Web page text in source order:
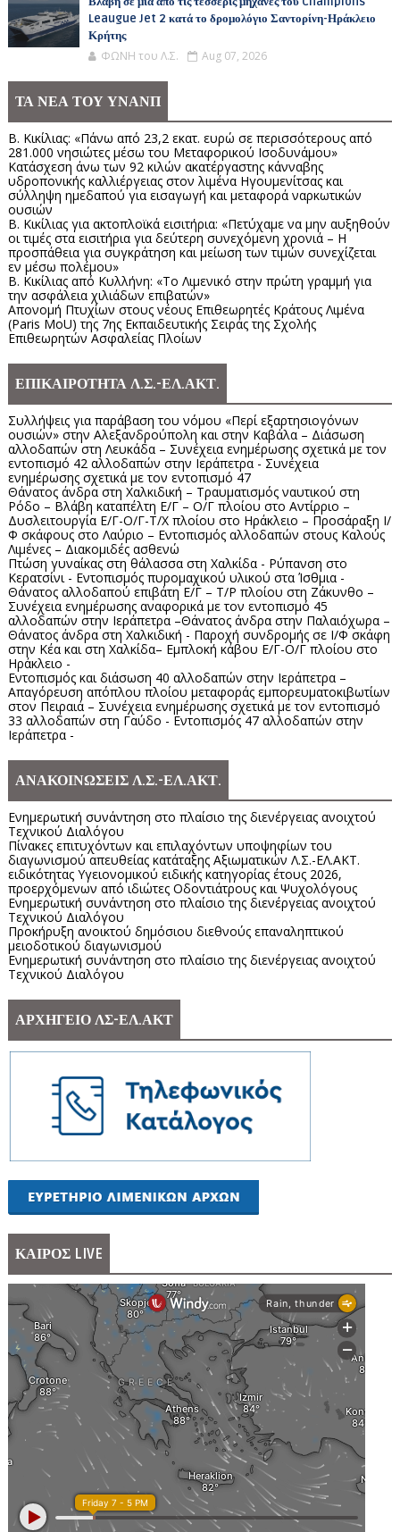
Leaugue Jet 2 κατά το δρομολόγιο Σαντορίνη-Ηράκλειο
Κρήτης
ΦΩΝΗ του Λ.Σ. Aug 07, 2026
ΤΑ ΝΕΑ ΤΟΥ ΥΝΑΝΠ
Β. Κικίλιας: «Πάνω από 23,2 εκατ. ευρώ σε περισσότερους από
281.000 νησιώτες μέσω του Μεταφορικού Ισοδυνάμου»
Κατάσχεση άνω των 92 κιλών ακατέργαστης κάνναβης
υδροπονικής καλλιέργειας στον λιμένα Ηγουμενίτσας και
σύλληψη ημεδαπού για εισαγωγή και μεταφορά ναρκωτικών
ουσιών
Β. Κικίλιας για ακτοπλοϊκά εισιτήρια: «Πετύχαμε να μην αυξηθούν
οι τιμές στα εισιτήρια για δεύτερη συνεχόμενη χρονιά – Η
προσπάθεια για συγκράτηση και μείωση των τιμών συνεχίζεται
εν μέσω πολέμου»
Β. Κικίλιας από Κυλλήνη: «Το Λιμενικό στην πρώτη γραμμή για
την ασφάλεια χιλιάδων επιβατών»
Απονομή Πτυχίων στους νέους Επιθεωρητές Κράτους Λιμένα
(Paris MoU) της 7ης Εκπαιδευτικής Σειράς της Σχολής
Επιθεωρητών Ασφαλείας Πλοίων
ΕΠΙΚΑΙΡΟΤΗΤΑ Λ.Σ.-ΕΛ.ΑΚΤ.
Συλλήψεις για παράβαση του νόμου «Περί εξαρτησιογόνων
ουσιών» στην Αλεξανδρούπολη και στην Καβάλα – Διάσωση
αλλοδαπών στη Λευκάδα – Συνέχεια ενημέρωσης σχετικά με τον
εντοπισμό 42 αλλοδαπών στην Ιεράπετρα - Συνέχεια
ενημέρωσης σχετικά με τον εντοπισμό 47
Θάνατος άνδρα στη Χαλκιδική – Τραυματισμός ναυτικού στη
Ρόδο – Βλάβη καταπέλτη Ε/Γ – Ο/Γ πλοίου στο Αντίρριο –
Δυσλειτουργία Ε/Γ-Ο/Γ-Τ/Χ πλοίου στο Ηράκλειο – Προσάραξη Ι/
Φ σκάφους στο Λαύριο – Εντοπισμός αλλοδαπών στους Καλούς
Λιμένες – Διακομιδές ασθενώ
Πτώση γυναίκας στη θάλασσα στη Χαλκίδα - Ρύπανση στο
Κερατσίνι - Εντοπισμός πυρομαχικού υλικού στα Ίσθμια -
Θάνατος αλλοδαπού επιβάτη Ε/Γ – Τ/Ρ πλοίου στη Ζάκυνθο –
Συνέχεια ενημέρωσης αναφορικά με τον εντοπισμό 45
αλλοδαπών στην Ιεράπετρα –Θάνατος άνδρα στην Παλαιόχωρα –
Θάνατος άνδρα στη Χαλκιδική - Παροχή συνδρομής σε Ι/Φ σκάφη
στην Κέα και στη Χαλκίδα– Εμπλοκή κάβου Ε/Γ-Ο/Γ πλοίου στο
Ηράκλειο -
Εντοπισμός και διάσωση 40 αλλοδαπών στην Ιεράπετρα –
Απαγόρευση απόπλου πλοίου μεταφοράς εμπορευματοκιβωτίων
στον Πειραιά – Συνέχεια ενημέρωσης σχετικά με τον εντοπισμό
33 αλλοδαπών στη Γαύδο - Εντοπισμός 47 αλλοδαπών στην
Ιεράπετρα -
ΑΝΑΚΟΙΝΩΣΕΙΣ Λ.Σ.-ΕΛ.ΑΚΤ.
Ενημερωτική συνάντηση στο πλαίσιο της διενέργειας ανοιχτού
Τεχνικού Διαλόγου
Πίνακες επιτυχόντων και επιλαχόντων υποψηφίων του
διαγωνισμού απευθείας κατάταξης Αξιωματικών Λ.Σ.-ΕΛ.ΑΚΤ.
ειδικότητας Υγειονομικού ειδικής κατηγορίας έτους 2026,
προερχόμενων από ιδιώτες Οδοντιάτρους και Ψυχολόγους
Ενημερωτική συνάντηση στο πλαίσιο της διενέργειας ανοιχτού
Τεχνικού Διαλόγου
Προκήρυξη ανοικτού δημόσιου διεθνούς επαναληπτικού
μειοδοτικού διαγωνισμού
Ενημερωτική συνάντηση στο πλαίσιο της διενέργειας ανοιχτού
Τεχνικού Διαλόγου
ΑΡΧΗΓΕΙΟ ΛΣ-ΕΛ.ΑΚΤ
ΚΑΙΡΟΣ LIVE